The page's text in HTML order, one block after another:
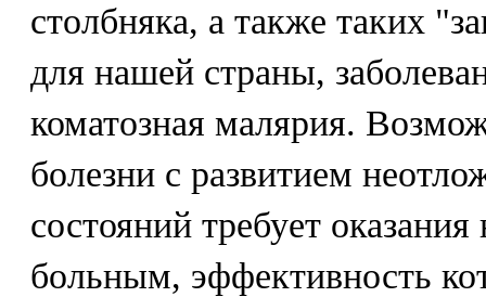
столбняка, а также таких
для нашей страны,
коматозная малярия.
болезни с развитием
состояний требует
больным, эффективность